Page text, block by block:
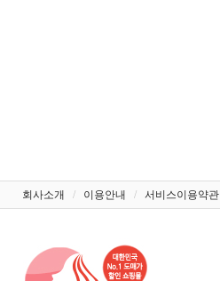
회사소개 / 이용안내 / 서비스이용약관